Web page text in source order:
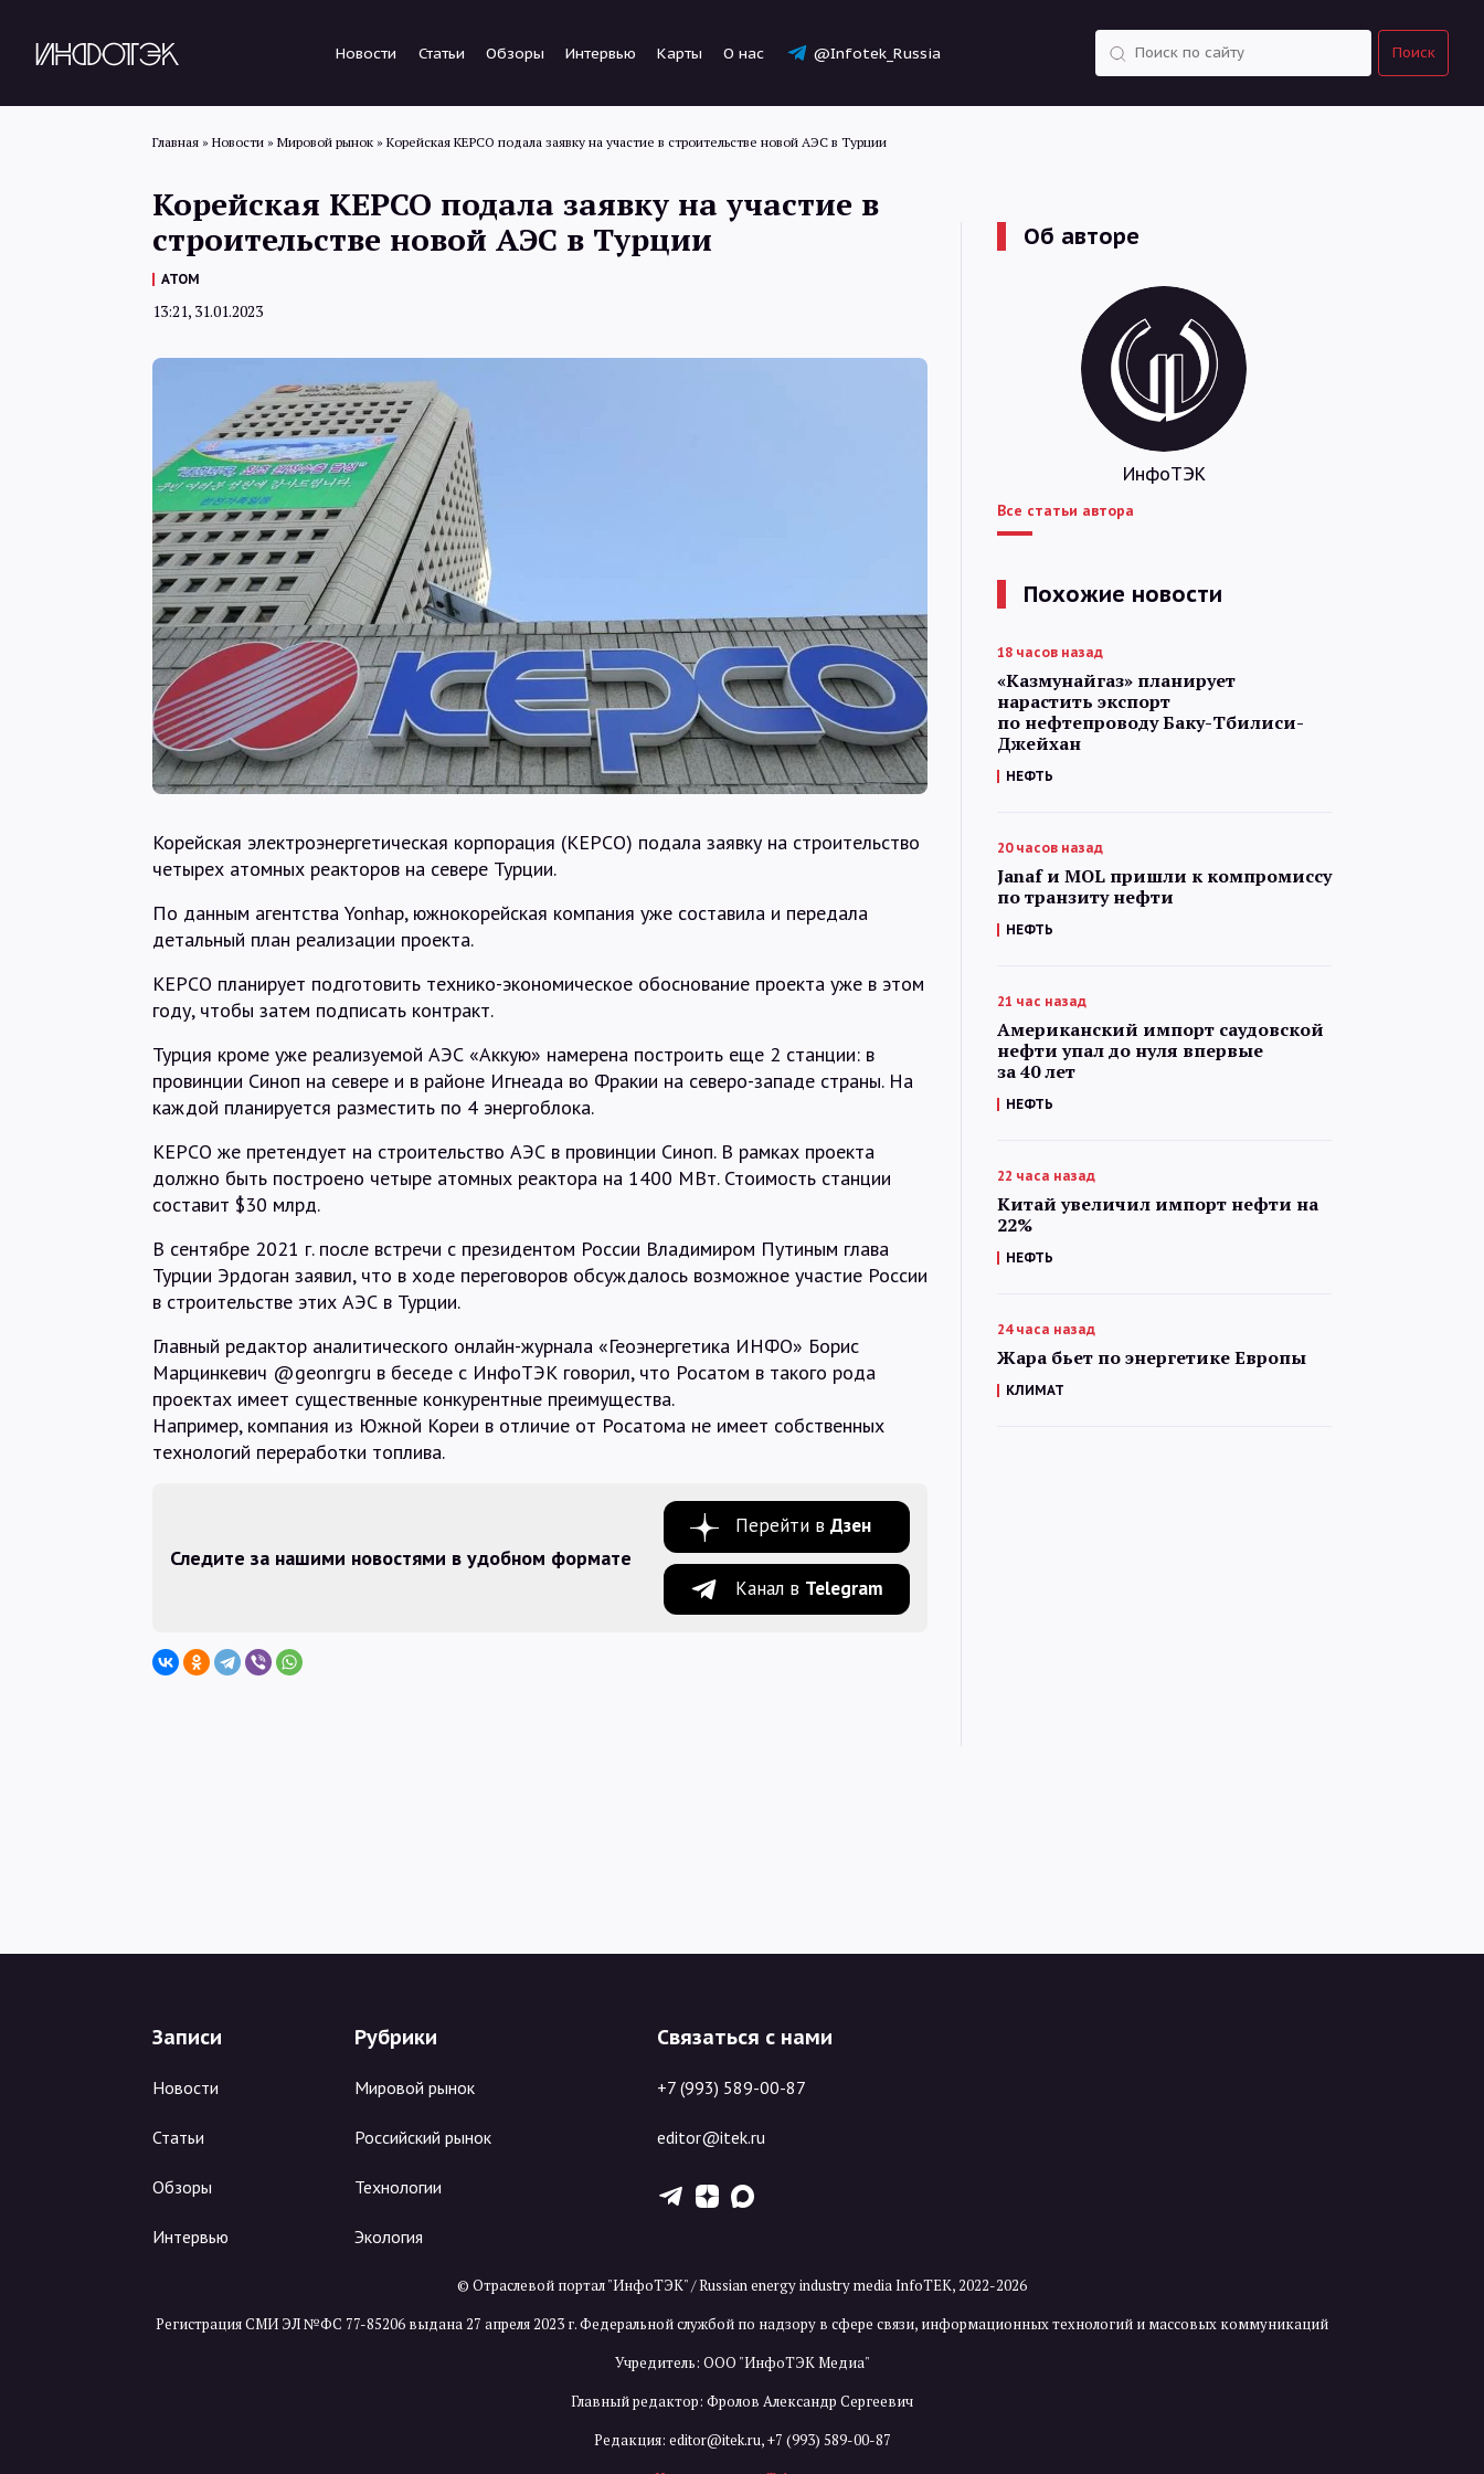
Новости Статьи Обзоры Интервью Карты О нас @Infotek_Russia Поиск
Статьи
О нас
@Infotek_Russia
Главная » Новости » Мировой рынок » Корейская KEPCO подала заявку на участие в строительстве новой АЭС в Турции
Корейская KEPCO подала заявку на участие в
строительстве новой АЭС в Турции
АТОМ
13:21, 31.01.2023
Корейская электроэнергетическая корпорация (KEPCO) подала заявку на строительство
четырех атомных реакторов на севере Турции.
По данным агентства Yonhap, южнокорейская компания уже составила и передала
детальный план реализации проекта.
KEPCO планирует подготовить технико-экономическое обоснование проекта уже в этом
году, чтобы затем подписать контракт.
Турция кроме уже реализуемой АЭС «Аккую» намерена построить еще 2 станции: в
провинции Синоп на севере и в районе Игнеада во Фракии на северо-западе страны. На
каждой планируется разместить по 4 энергоблока.
KEPCO же претендует на строительство АЭС в провинции Синоп. В рамках проекта
должно быть построено четыре атомных реактора на 1400 МВт. Стоимость станции
составит $30 млрд.
В сентябре 2021 г. после встречи с президентом России Владимиром Путиным глава
Турции Эрдоган заявил, что в ходе переговоров обсуждалось возможное участие России
в строительстве этих АЭС в Турции.
Главный редактор аналитического онлайн-журнала «Геоэнергетика ИНФО» Борис
Марцинкевич @geonrgru в беседе с ИнфоТЭК говорил, что Росатом в такого рода
проектах имеет существенные конкурентные преимущества.
Например, компания из Южной Кореи в отличие от Росатома не имеет собственных
технологий переработки топлива.
Следите за нашими новостями в удобном формате
Перейти в Дзен
Канал в Telegram
Об авторе
ИнфоТЭК
Все статьи автора
Похожие новости
18 часов назад
«Казмунайгаз» планирует
нарастить экспорт
по нефтепроводу Баку-Тбилиси-
Джейхан
НЕФТЬ
20 часов назад
Janaf и MOL пришли к компромиссу
по транзиту нефти
НЕФТЬ
21 час назад
Американский импорт саудовской
нефти упал до нуля впервые
за 40 лет
НЕФТЬ
22 часа назад
Китай увеличил импорт нефти на
22%
НЕФТЬ
24 часа назад
Жара бьет по энергетике Европы
КЛИМАТ
Записи
Новости
Статьи
Обзоры
Интервью
Рубрики
Мировой рынок
Российский рынок
Технологии
Экология
Связаться с нами
+7 (993) 589-00-87
editor@itek.ru
T Z X
© Отраслевой портал "ИнфоТЭК" / Russian energy industry media InfoTEK, 2022-2026
Регистрация СМИ ЭЛ №ФС 77-85206 выдана 27 апреля 2023 г. Федеральной службой по надзору в сфере связи, информационных технологий и массовых коммуникаций
Учредитель: ООО "ИнфоТЭК Медиа"
Главный редактор: Фролов Александр Сергеевич
Редакция: editor@itek.ru,+7 (993) 589-00-87